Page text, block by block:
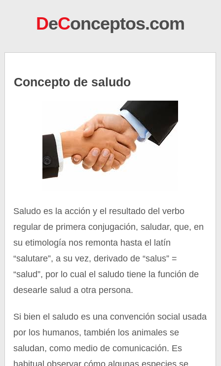
DeConceptos.com
Concepto de saludo
Saludo es la acción y el resultado del verbo
regular de primera conjugación, saludar, que, en
su etimología nos remonta hasta el latín
“salutare”, a su vez, derivado de “salus” =
“salud”, por lo cual el saludo tiene la función de
desearle salud a otra persona.
Si bien el saludo es una convención social usada
por los humanos, también los animales se
saludan, como medio de comunicación. Es
habitual observar cómo algunas especies se